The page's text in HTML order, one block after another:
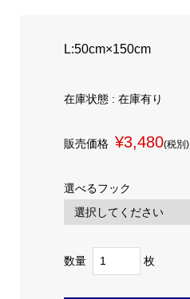
L:50cm×150cm
在庫状態 : 在庫有り
販売価格 ¥3,480(税別)
選べるフック
数量 枚